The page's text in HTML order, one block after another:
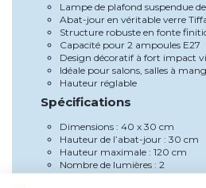
Lampe de plafond suspendue
Abat-jour en véritable verre
Structure robuste en fonte
Capacité pour 2 ampoules E27
Design décoratif à fort impact
Idéale pour salons, salles à
Hauteur réglable
Spécifications
Dimensions : 40 x 30 cm
Hauteur de l’abat-jour : 30 cm
Hauteur maximale : 120 cm
Nombre de lumières : 2
Douille : E27